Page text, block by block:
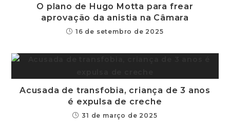
O plano de Hugo Motta para frear
aprovação da anistia na Câmara
16 de setembro de 2025
Acusada de transfobia, criança de 3 anos
é expulsa de creche
31 de março de 2025